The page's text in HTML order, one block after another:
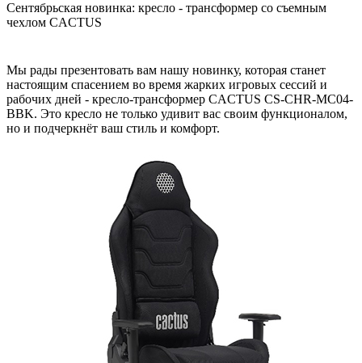
Сентябрьская новинка: кресло - трансформер со съемным
чехлом CACTUS
Мы рады презентовать вам нашу новинку, которая станет
настоящим спасением во время жарких игровых сессий и
рабочих дней - кресло-трансформер CACTUS CS-CHR-MC04-
BBK. Это кресло не только удивит вас своим функционалом,
но и подчеркнёт ваш стиль и комфорт.